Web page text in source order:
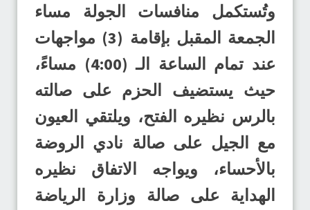
وتُستكمل منافسات الجولة مساء
الجمعة المقبل بإقامة (3) مواجهات
عند تمام الساعة الـ (4:00) مساءً،
حيث يستضيف الحزم على صالته
بالرس نظيره الفتح، ويلتقي العيون
مع الجيل على صالة نادي الروضة
بالأحساء، ويواجه الاتفاق نظيره
الهداية على صالة وزارة الرياضة